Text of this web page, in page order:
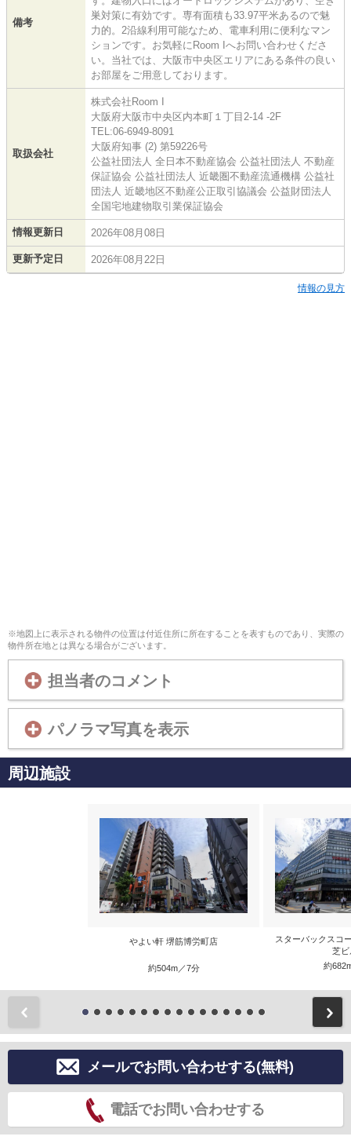
備考
巣対策に有効です。専有面積も33.97平米あるので魅
力的。2沿線利用可能なため、電車利用に便利なマン
ションです。お気軽にRoom Iへお問い合わせくださ
い。当社では、大阪市中央区エリアにある条件の良い
お部屋をご用意しております。
取扱会社
株式会社Room I
大阪府大阪市中央区内本町１丁目2-14 -2F
TEL:06-6949-8091
大阪府知事 (2) 第59226号
公益社団法人 全日本不動産協会 公益社団法人 不動産
保証協会 公益社団法人 近畿圏不動産流通機構 公益社
団法人 近畿地区不動産公正取引協議会 公益財団法人
全国宅地建物取引業保証協会
情報更新日 2026年08月08日
更新予定日 2026年08月22日
情報の見方
※地図上に表示される物件の位置は付近住所に所在することを表すものであり、実際の
物件所在地とは異なる場合がございます。
担当者のコメント
パノラマ写真を表示
周辺施設
やよい軒 堺筋博労町店
約504m／7分
スターバックスコ
芝ビ
約
メールでお問い合わせする(無料)
電話でお問い合わせする